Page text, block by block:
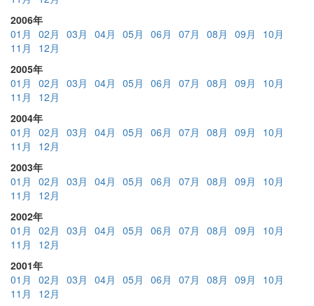
2006年
01月
02月 03月 04月 05月 06月 07月 08月 09月
10月
11月
12月
2005年
01月
02月 03月 04月 05月 06月 07月 08月 09月
10月
11月
12月
2004年
01月
02月 03月 04月 05月 06月 07月 08月 09月
10月
11月
12月
2003年
01月
02月 03月 04月 05月 06月 07月 08月 09月
10月
11月
12月
2002年
01月
02月 03月 04月 05月 06月 07月 08月 09月
10月
11月
12月
2001年
01月
02月 03月 04月 05月 06月 07月 08月 09月
10月
11月
12月